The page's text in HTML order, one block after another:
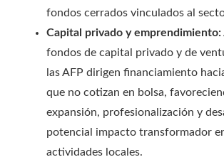
fondos cerrados vinculados al
Capital privado y emprendimiento:
fondos de capital privado y de
las AFP dirigen financiamiento
que no cotizan en bolsa,
expansión, profesionalización y
potencial impacto transformador
actividades locales.